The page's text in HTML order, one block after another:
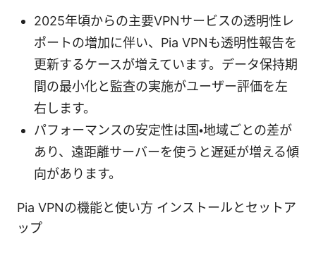
2025年頃からの主要VPNサービスの透明性レ
ポートの増加に伴い、Pia VPNも透明性報告を
更新するケースが増えています。データ保持期
間の最小化と監査の実施がユーザー評価を左
右します。
パフォーマンスの安定性は国・地域ごとの差が
あり、遠距離サーバーを使うと遅延が増える傾
向があります。
Pia VPNの機能と使い方 インストールとセットア
ップ